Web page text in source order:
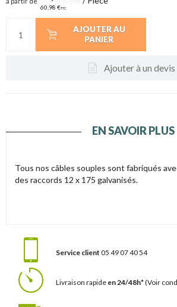
60,98 €TTC
AJOUTER AU
PANIER
Ajouter à un devis
EN SAVOIR PLUS
Tous nos câbles souples sont fabriqués
des raccords 12 x 175 galvanisés.
Service client 05 49 07 40 54
Livraison rapide en 24/48h*(Voir